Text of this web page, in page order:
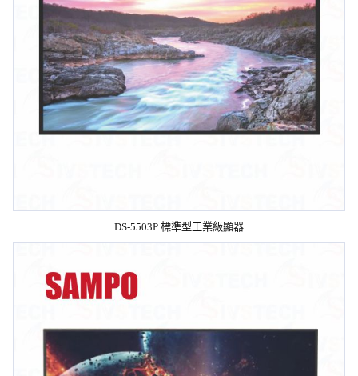
DS-5503P 標準型工業級顯器